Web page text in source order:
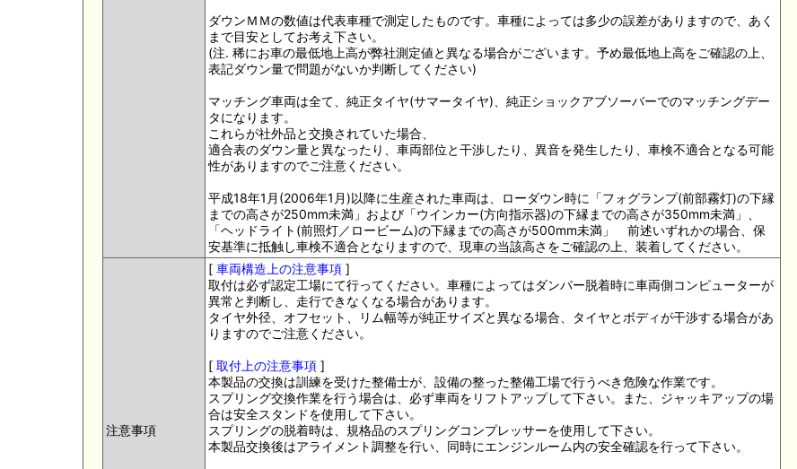
ダウンＭＭの数値は代表車種で測定したものです。車種によっては多少の誤差がありますので、あく
まで目安としてお考え下さい。
(注. 稀にお車の最低地上高が弊社測定値と異なる場合がございます。予め最低地上高をご確認の上、
表記ダウン量で問題がないか判断してください)
マッチング車両は全て、純正タイヤ(サマータイヤ)、純正ショックアブソーバーでのマッチングデー
タになります。
これらが社外品と交換されていた場合、
適合表のダウン量と異なったり、車両部位と干渉したり、異音を発生したり、車検不適合となる可能
性がありますのでご注意ください。
平成18年1月(2006年1月)以降に生産された車両は、ローダウン時に「フォグランプ(前部霧灯)の下縁
までの高さが250mm未満」および「ウインカー(方向指示器)の下縁までの高さが350mm未満」、
「ヘッドライト(前照灯／ロービーム)の下縁までの高さが500mm未満」 前述いずれかの場合、保
安基準に抵触し車検不適合となりますので、現車の当該高さをご確認の上、装着してください。
注意事項
[ 車両構造上の注意事項 ]
取付は必ず認定工場にて行ってください。車種によってはダンパー脱着時に車両側コンピューターが
異常と判断し、走行できなくなる場合があります。
タイヤ外径、オフセット、リム幅等が純正サイズと異なる場合、タイヤとボディが干渉する場合があ
りますのでご注意ください。
[ 取付上の注意事項 ]
本製品の交換は訓練を受けた整備士が、設備の整った整備工場で行うべき危険な作業です。
スプリング交換作業を行う場合は、必ず車両をリフトアップして下さい。また、ジャッキアップの場
合は安全スタンドを使用して下さい。
スプリングの脱着時は、規格品のスプリングコンプレッサーを使用して下さい。
本製品交換後はアライメント調整を行い、同時にエンジンルーム内の安全確認を行って下さい。